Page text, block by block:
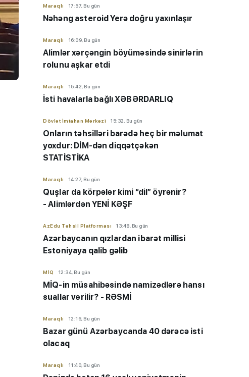
Maraqlı 17:57, Bu gün
Nəhəng asteroid Yerə doğru yaxınlaşır
Maraqlı 16:09, Bu gün
Alimlər xərçəngin böyüməsində sinirlərin
rolunu aşkar etdi
Maraqlı 15:42, Bu gün
İsti havalarla bağlı XƏBƏRDARLIQ
Dövlət İmtahan Mərkəzi 15:32, Bu gün
Onların təhsilləri barədə heç bir məlumat
yoxdur: DİM-dən diqqətçəkən
STATİSTİKA
Maraqlı 14:27, Bu gün
Quşlar da körpələr kimi “dil” öyrənir?
- Alimlərdən YENİ KƏŞF
AzEdu Təhsil Platforması 13:48, Bu gün
Azərbaycanın qızlardan ibarət millisi
Estoniyaya qalib gəlib
MİQ 12:34, Bu gün
MİQ-in müsahibəsində namizədlərə hansı
suallar verilir? - RƏSMİ
Maraqlı 12:16, Bu gün
Bazar günü Azərbaycanda 40 dərəcə isti
olacaq
Maraqlı 11:40, Bu gün